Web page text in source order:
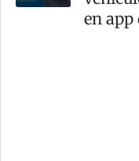
en app